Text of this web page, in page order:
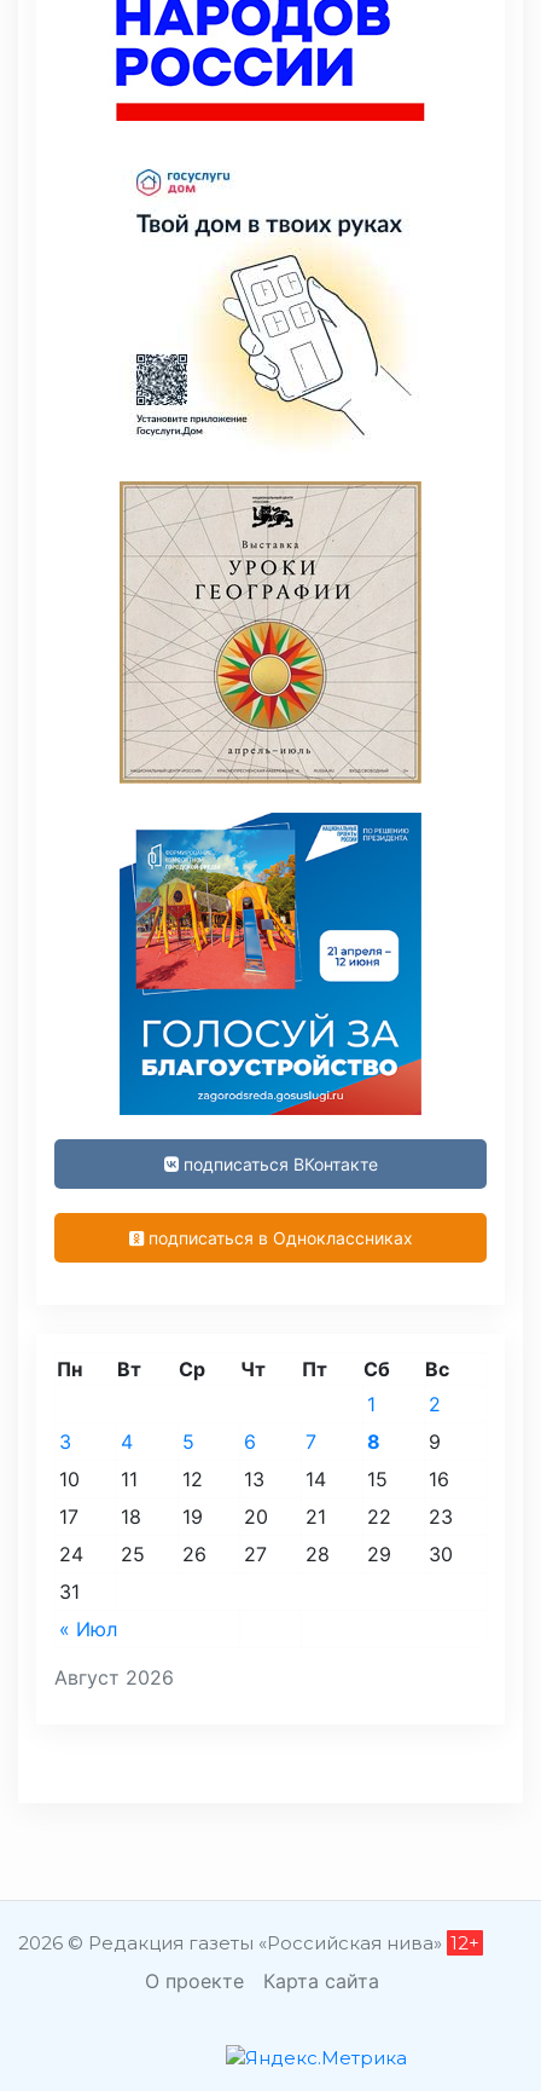
подписаться ВКонтакте
подписаться в Одноклассниках
Август 2026
Пн Вт Ср Чт Пт Сб Вс
« Июл
1
2
3
4 5 6 7 8
9
10
11 12 13 14 15
16
17
18 19 20 21 22
23
24
25 26 27 28 29
30
31
2026 © Редакция газеты «Российская нива» 12+
О проекте Карта сайта